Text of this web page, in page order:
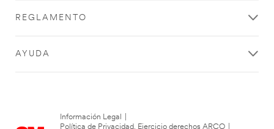
REGLAMENTO
AYUDA
Información Legal
Política de Privacidad. Ejercicio derechos ARCO